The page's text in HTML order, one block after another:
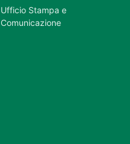
Ufficio Stampa e
Comunicazione